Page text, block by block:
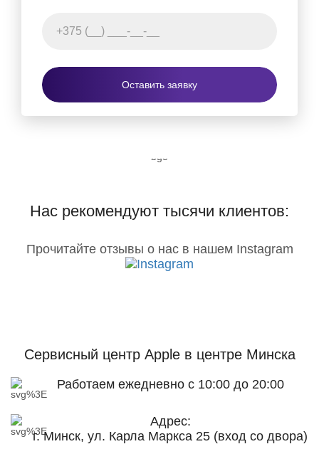
Оставить заявку
Нас рекомендуют тысячи клиентов:
Прочитайте отзывы о нас в нашем Instagram
Сервисный центр Appleв центре Минска
Работаем ежедневно с 10:00 до 20:00
Адрес:
г. Минск, ул. Карла Маркса 25 (вход со двора)